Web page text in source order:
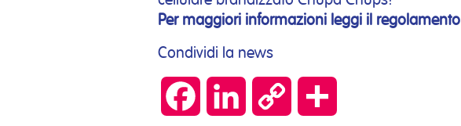
Per maggiori informazioni leggi il regolamento
Condividi la news
Facebook LinkedIn Copy